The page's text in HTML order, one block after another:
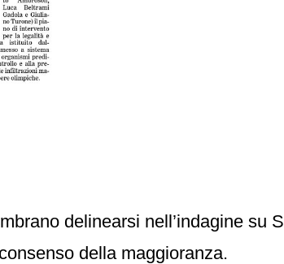
delinearsi nell’indagine su
della maggioranza.